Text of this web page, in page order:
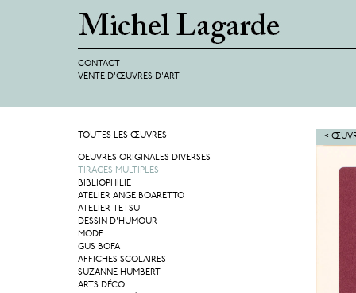
CONTACT
VENTE D'ŒUVRES D'ART
<
TOUTES LES ŒUVRES
OEUVRES ORIGINALES DIVERSES
TIRAGES MULTIPLES
BIBLIOPHILIE
ATELIER ANGE BOARETTO
ATELIER TETSU
DESSIN D'HUMOUR
MODE
GUS BOFA
AFFICHES SCOLAIRES
SUZANNE HUMBERT
ARTS DÉCO